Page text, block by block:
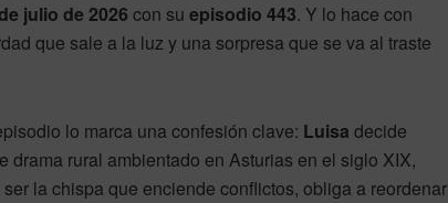
julio de 2026 con su episodio 443. Y lo hace con
que sale a la luz y una sorpresa que se va al traste
lo marca una confesión clave: Luisa decide
drama rural ambientado en Asturias en el siglo XIX,
la chispa que enciende conflictos, obliga a reordenar